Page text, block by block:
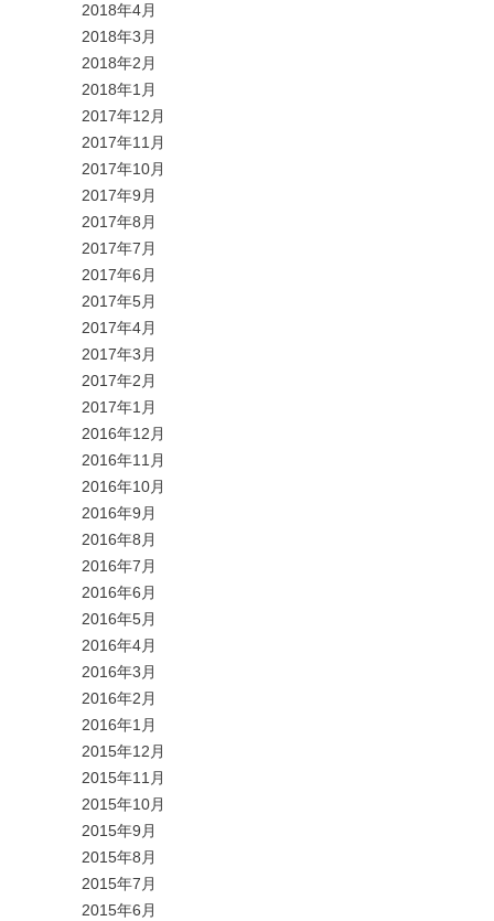
2018年4月
2018年3月
2018年2月
2018年1月
2017年12月
2017年11月
2017年10月
2017年9月
2017年8月
2017年7月
2017年6月
2017年5月
2017年4月
2017年3月
2017年2月
2017年1月
2016年12月
2016年11月
2016年10月
2016年9月
2016年8月
2016年7月
2016年6月
2016年5月
2016年4月
2016年3月
2016年2月
2016年1月
2015年12月
2015年11月
2015年10月
2015年9月
2015年8月
2015年7月
2015年6月